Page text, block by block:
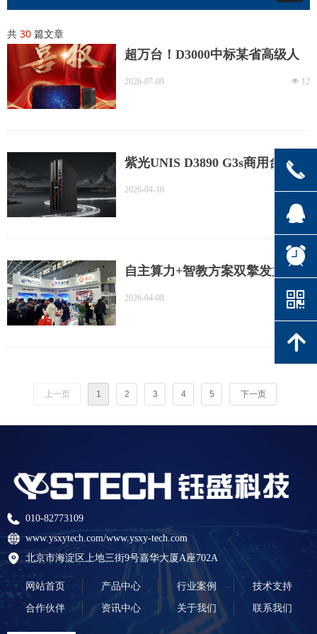
共 30 篇文章
超万台！D3000中标某省高级人
民法院项目！
넶 12
2026-07-09
紫光UNIS D3890 G3s商用台式机
新品上市 精悍芯动力 高效静随行
넶 186
2026-04-10
自主算力+智教方案双擎发力 兆
芯携手华清同创亮相第37届河北
넶 110
2026-04-08
上一页 1 2 3 4 5 下一页
010-82773109
www.ysxytech.com/www.ysxy-tech.com
北京市海淀区上地三街9号嘉华大厦A座702A
网站首页 产品中心 行业案例 技术支持
合作伙伴 资讯中心 关于我们 联系我们
끅
뀩
뀥
낃
녕